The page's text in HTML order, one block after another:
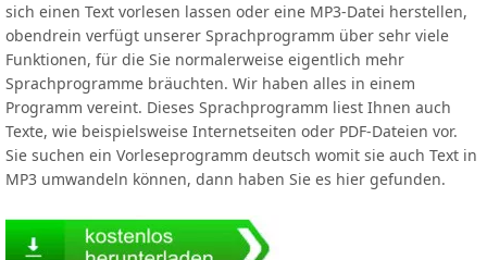
sich einen Text vorlesen lassen oder eine MP3-Datei herstellen,
obendrein verfügt unserer Sprachprogramm über sehr viele
Funktionen, für die Sie normalerweise eigentlich mehr
Sprachprogramme bräuchten. Wir haben alles in einem
Programm vereint. Dieses Sprachprogramm liest Ihnen auch
Texte, wie beispielsweise Internetseiten oder PDF-Dateien vor.
Sie suchen ein Vorleseprogramm deutsch womit sie auch Text in
MP3 umwandeln können, dann haben Sie es hier gefunden.